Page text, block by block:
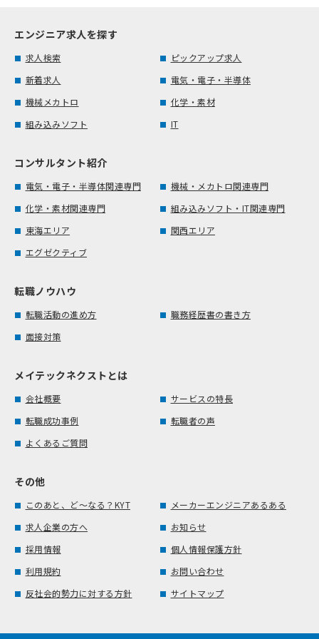
エンジニア求人を探す
求人検索
ピックアップ求人
新着求人
電気・電子・半導体
機械メカトロ
化学・素材
組み込みソフト
IT
コンサルタント紹介
電気・電子・半導体関連専門
機械・メカトロ関連専門
化学・素材関連専門
組み込みソフト・IT関連専門
東海エリア
関西エリア
エグゼクティブ
転職ノウハウ
転職活動の進め方
職務経歴書の書き方
面接対策
メイテックネクストとは
会社概要
サービスの特長
転職成功事例
転職者の声
よくあるご質問
その他
このあと、ど～なる？KYT
メーカーエンジニアあるある
求人企業の方へ
お知らせ
採用情報
個人情報保護方針
利用規約
お問い合わせ
反社会的勢力に対する方針
サイトマップ